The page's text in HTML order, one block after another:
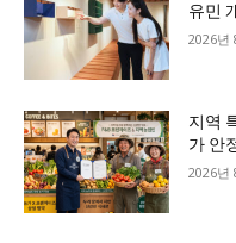
유민
2026년
지역
가 안
2026년